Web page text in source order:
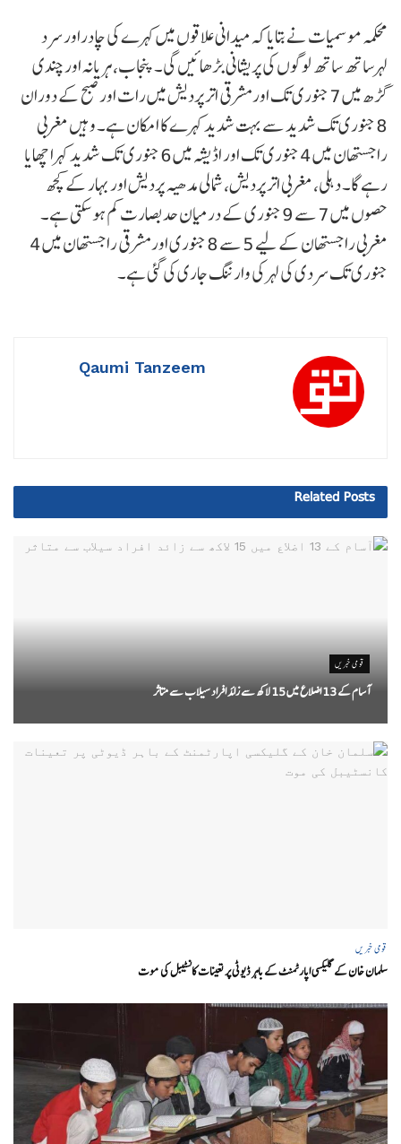
محکمہ موسمیات نے بتایا کہ میدانی علاقوں میں کہرے کی چادراور سرد
لہرساتھ ساتھ لوگوں کی پریشانی بڑھائیں گی۔ پنجاب، ہریانہ اور چندی
گڑھ میں 7 جنوری تک اور مشرقی اتر پردیش میں رات اور صبح کے دوران
8 جنوری تک شدید سے بہت شدید کہرے کا امکان ہے۔ وہیں مغربی
راجستھان میں 4 جنوری تک اور اڈیشہ میں 6 جنوری تک شدید کہرا چھایا
رہے گا۔ دہلی، مغربی اتر پردیش، شمالی مدھیہ پردیش اور بہار کے کچھ
حصوں میں 7 سے 9 جنوری کے درمیان حد بصارت کم ہو سکتی ہے۔
مغربی راجستھان کے لیے 5 سے 8 جنوری اور مشرقی راجستھان میں 4
جنوری تک سردی کی لہر کی وارننگ جاری کی گئی ہے۔
Qaumi Tanzeem
Related Posts
قومی خبریں
آسام کے 13 اضلاع میں 15 لاکھ سے زائد افراد سیلاب سے متاثر
قومی خبریں
سلمان خان کے گلیکسی اپارٹمنٹ کے باہر ڈیوٹی پر تعینات کانسٹیبل کی موت